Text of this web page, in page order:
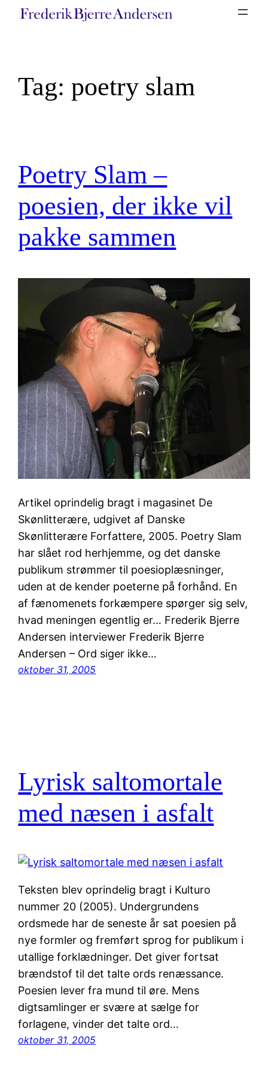
Spring
Tag: poetry slam
Poetry Slam –
poesien, der ikke vil
pakke sammen
Artikel oprindelig bragt i magasinet De
Skønlitterære, udgivet af Danske
Skønlitterære Forfattere, 2005. Poetry Slam
har slået rod herhjemme, og det danske
publikum strømmer til poesioplæsninger,
uden at de kender poeterne på forhånd. En
af fænomenets forkæmpere spørger sig selv,
hvad meningen egentlig er… Frederik Bjerre
Andersen interviewer Frederik Bjerre
Andersen – Ord siger ikke…
oktober 31, 2005
Lyrisk saltomortale
med næsen i asfalt
Teksten blev oprindelig bragt i Kulturo
nummer 20 (2005). Undergrundens
ordsmede har de seneste år sat poesien på
nye formler og fremført sprog for publikum i
utallige forklædninger. Det giver fortsat
brændstof til det talte ords renæssance.
Poesien lever fra mund til øre. Mens
digtsamlinger er svære at sælge for
forlagene, vinder det talte ord…
oktober 31, 2005